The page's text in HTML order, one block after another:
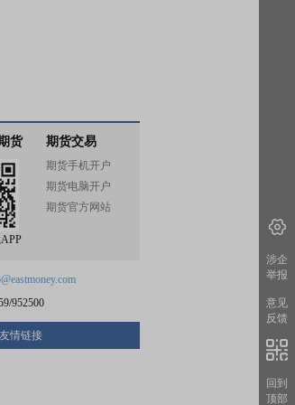
货 期货交易
期货手机开户
期货电脑开户
期货官方网站
952500
友情链接
涉企
举报
意见
反馈
回到
顶部